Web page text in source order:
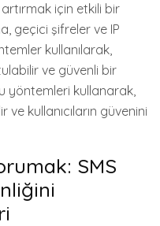
için etkili bir
geçici şifreler ve IP
kullanılarak,
ve güvenli bir
yöntemleri kullanarak,
kullanıcıların güvenini
SMS